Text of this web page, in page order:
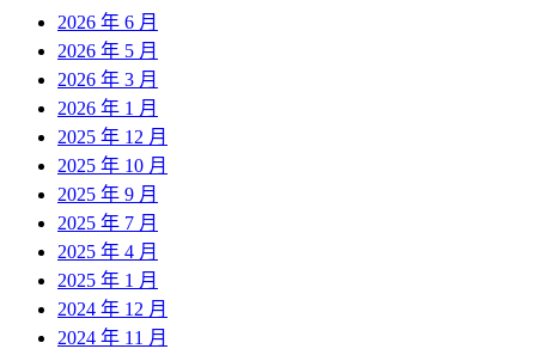
2026 年 6 月
2026 年 5 月
2026 年 3 月
2026 年 1 月
2025 年 12 月
2025 年 10 月
2025 年 9 月
2025 年 7 月
2025 年 4 月
2025 年 1 月
2024 年 12 月
2024 年 11 月